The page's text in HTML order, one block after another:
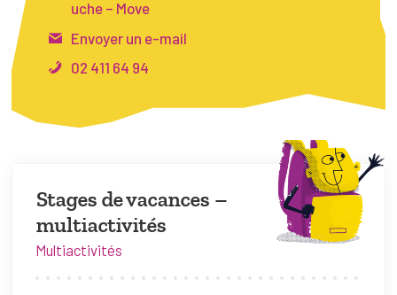
Stages de vacances –
multiactivités
Multiactivités
uche – Move
Envoyer un e-mail
02 411 64 94